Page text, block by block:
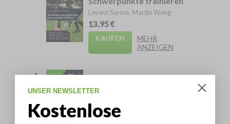
Levent Sürme, Martin Weng
13,95 €
KAUFEN
MEHR
ANZEIGEN
4 Deep Runs
Peter Hyballa
KAUFEN
UNSER NEWSLETTER
Kostenlose